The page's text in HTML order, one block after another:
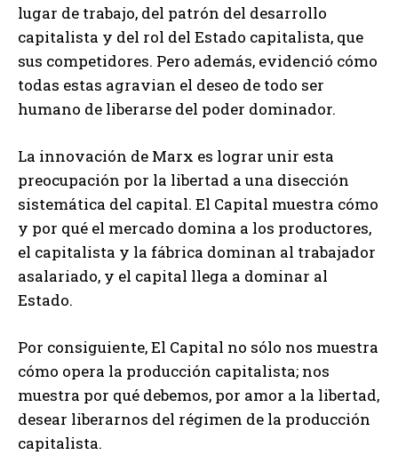
lugar de trabajo, del patrón del desarrollo
capitalista y del rol del Estado capitalista, que
sus competidores. Pero además, evidenció cómo
todas estas agravian el deseo de todo ser
humano de liberarse del poder dominador.
La innovación de Marx es lograr unir esta
preocupación por la libertad a una disección
sistemática del capital. El Capital muestra cómo
y por qué el mercado domina a los productores,
el capitalista y la fábrica dominan al trabajador
asalariado, y el capital llega a dominar al
Estado.
Por consiguiente, El Capital no sólo nos muestra
cómo opera la producción capitalista; nos
muestra por qué debemos, por amor a la libertad,
desear liberarnos del régimen de la producción
capitalista.